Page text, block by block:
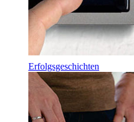
Erfolgsgeschichten